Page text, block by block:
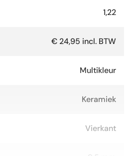
1,22
€ 24,95 incl. BTW
Multikleur
Keramiek
Vierkant